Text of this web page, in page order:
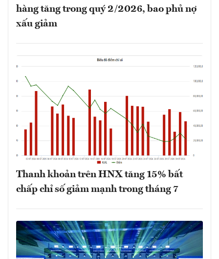
hàng tăng trong quý 2/2026, bao phủ nợ
xấu giảm
Thanh khoản trên HNX tăng 15% bất
chấp chỉ số giảm mạnh trong tháng 7